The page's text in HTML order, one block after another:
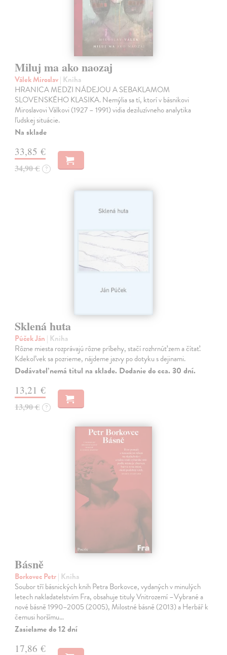
Miluj ma ako naozaj
Válek Miroslav| Kniha
HRANICA MEDZI NÁDEJOU A SEBAKLAMOM
SLOVENSKÉHO KLASIKA. Nemýlia sa tí, ktorí v básnikovi
Miroslavovi Válkovi (1927 – 1991) vidia deziluzívneho analytika
ľudskej situácie.
Na sklade
33,85 €
34,90 € ?
Sklená huta
Púček Ján | Kniha
Rôzne miesta rozprávajú rôzne príbehy, stačí rozhrnúť zem a čítať.
Kdekoľvek sa pozrieme, nájdeme jazvy po dotyku s dejinami.
Dodávateľ nemá titul na sklade. Dodanie do cca. 30 dní.
13,21 €
13,90 € ?
Básně
Borkovec Petr| Kniha
Soubor tří básnických knih Petra Borkovce, vydaných v minulých
letech nakladatelstvím Fra, obsahuje tituly Vnitrozemí –Vybrané a
nové básně 1990–2005 (2005), Milostné básně (2013) a Herbář k
čemusi horšímu…
Zasielame do 12 dní
17,86 €